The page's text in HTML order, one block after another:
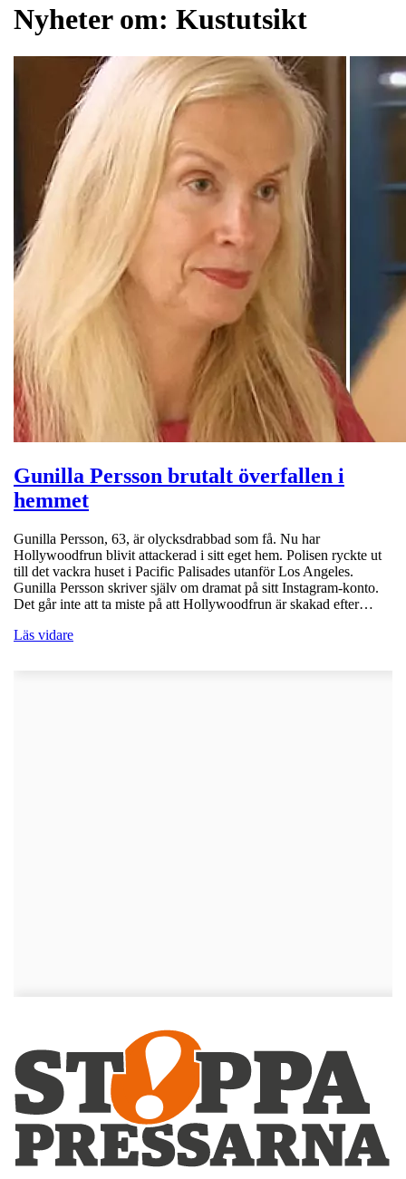
Nyheter om: Kustutsikt
Gunilla Persson brutalt överfallen i
hemmet
Gunilla Persson, 63, är olycksdrabbad som få. Nu har
Hollywoodfrun blivit attackerad i sitt eget hem. Polisen ryckte ut
till det vackra huset i Pacific Palisades utanför Los Angeles.
Gunilla Persson skriver själv om dramat på sitt Instagram-konto.
Det går inte att ta miste på att Hollywoodfrun är skakad efter…
Läs vidare